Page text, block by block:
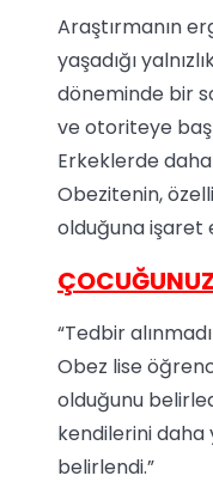
Araştırmanın
yaşadığı
döneminde bir
ve otoriteye baş
Erkeklerde
Obezitenin,
olduğuna işaret
“Tedbir
Obez lise
olduğunu
kendilerini
belirlendi.”